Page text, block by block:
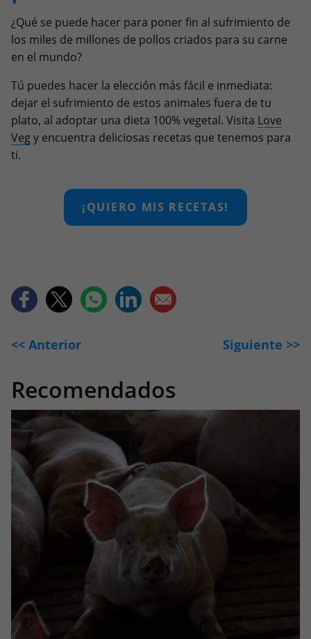
¿Qué se puede hacer para poner fin al sufrimiento de
los miles de millones de pollos criados para su carne
en el mundo?
Tú puedes hacer la elección más fácil e inmediata:
dejar el sufrimiento de estos animales fuera de tu
plato, al adoptar una dieta 100% vegetal. Visita Love
Vegy encuentra deliciosas recetas que tenemos para
ti.
¡QUIERO MIS RECETAS!
<< Anterior Siguiente >>
Recomendados